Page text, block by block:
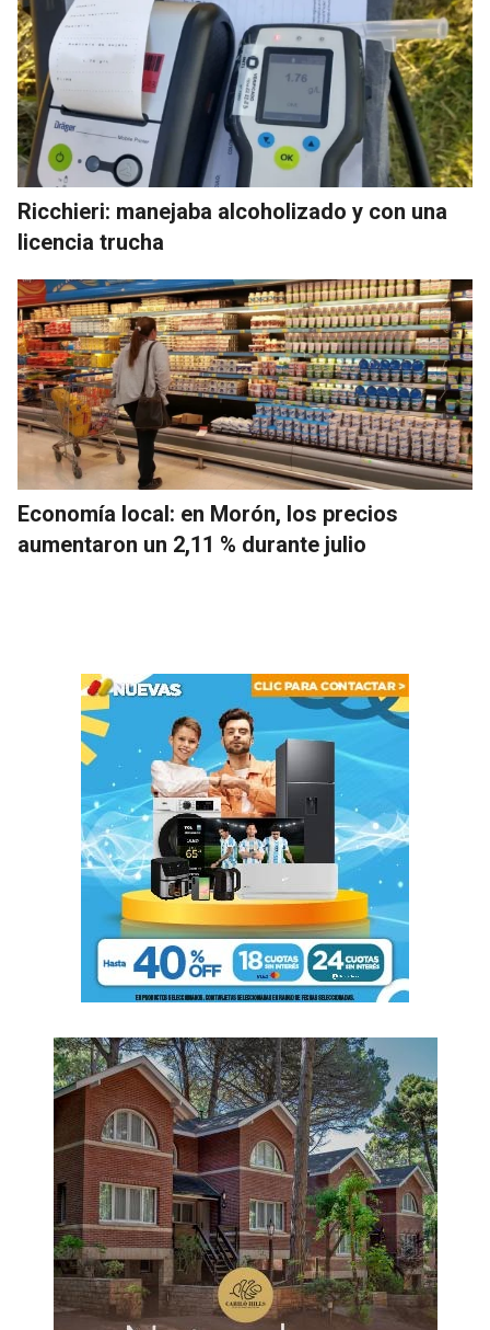
Ricchieri: manejaba alcoholizado y con una
licencia trucha
Economía local: en Morón, los precios
aumentaron un 2,11 % durante julio